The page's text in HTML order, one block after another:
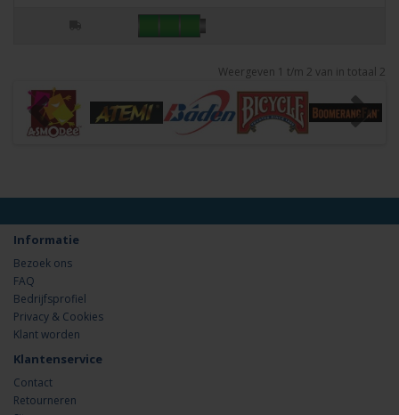
Weergeven 1 t/m 2 van in totaal 2
Informatie
Bezoek ons
FAQ
Bedrijfsprofiel
Privacy & Cookies
Klant worden
Klantenservice
Contact
Retourneren